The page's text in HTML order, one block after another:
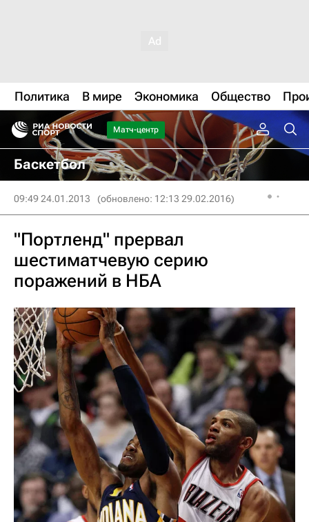
Политика В мире Экономика Общество
Матч-центр
Баскетбол
09:49 24.01.2013 (обновлено: 12:13 29.02.2016)
"Портленд" прервал
шестиматчевую серию
поражений в НБА